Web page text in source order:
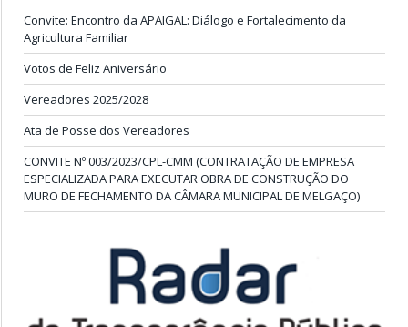
Convite: Encontro da APAIGAL: Diálogo e Fortalecimento da
Agricultura Familiar
Votos de Feliz Aniversário
Vereadores 2025/2028
Ata de Posse dos Vereadores
CONVITE Nº 003/2023/CPL-CMM (CONTRATAÇÃO DE EMPRESA
ESPECIALIZADA PARA EXECUTAR OBRA DE CONSTRUÇÃO DO
MURO DE FECHAMENTO DA CÂMARA MUNICIPAL DE MELGAÇO)